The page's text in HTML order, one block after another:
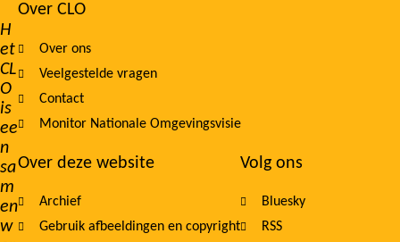
H
et
CL
O
is
ee
n
sa
m
en
w
Footer
navigation
Over CLO
Over ons
Veelgestelde vragen
Contact
Monitor Nationale Omgevingsvisie
Over deze website
Archief
Gebruik afbeeldingen en copyright
Volg ons
Bluesky
RSS